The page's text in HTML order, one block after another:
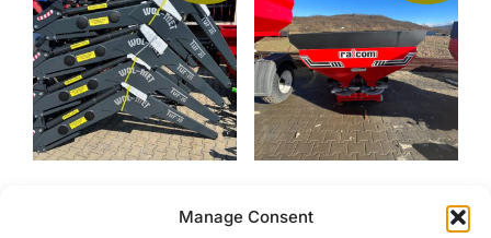
Manage Consent
CU JOYSTICK 1200KG
INGRASAMINTE / MIG